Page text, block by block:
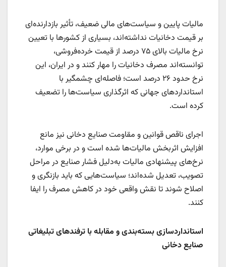
مالیات پایین و سیاست‌های مالی ضعیف، تأثیر بازدارنده‌ای
بر قیمت دخانیات نداشته‌اند، بسیاری از کشورها با تعیین
نرخ مالیات بالای ۷۵ درصد از قیمت خرده‌فروشی،
توانسته‌اند مصرف دخانیات را مهار کنند و در ایران، این
نرخ حدود ۲۶ درصد است؛ فاصله‌ای چشمگیر با
استانداردهای جهانی که اثرگذاری سیاست‌ها را تضعیف
کرده است.
اجرای ناقص قوانین و مقاومت صنایع دخانی نیز مانع
افزایش اثربخش مالیات‌ها شده است و در برخی موارد،
نرخ‌های پیشنهادی مالیات به‌دلیل فشار صنایع در مراحل
تصویب، تعدیل شده‌اند؛ سیاست‌هایی که باید بازنگری و
اصلاح شوند تا نقش واقعی خود در کاهش مصرف را ایفا
کنند.
استانداردسازی بسته‌بندی و مقابله با ترفندهای تبلیغاتی
صنایع دخانی